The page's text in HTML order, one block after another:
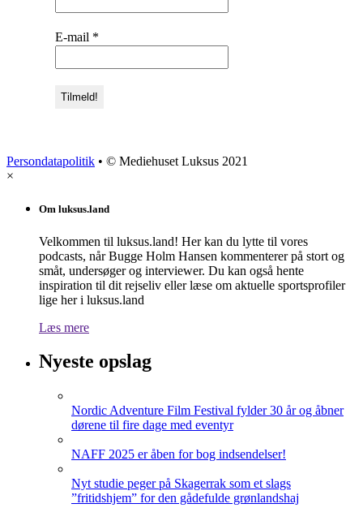
E-mail *
Persondatapolitik • © Mediehuset Luksus 2021
×
Om luksus.land
Velkommen til luksus.land! Her kan du lytte til vores
podcasts, når Bugge Holm Hansen kommenterer på stort og
småt, undersøger og interviewer. Du kan også hente
inspiration til dit rejseliv eller læse om aktuelle sportsprofiler
lige her i luksus.land
Læs mere
Nyeste opslag
Nordic Adventure Film Festival fylder 30 år og åbner
dørene til fire dage med eventyr
NAFF 2025 er åben for bog indsendelser!
Nyt studie peger på Skagerrak som et slags
”fritidshjem” for den gådefulde grønlandshaj